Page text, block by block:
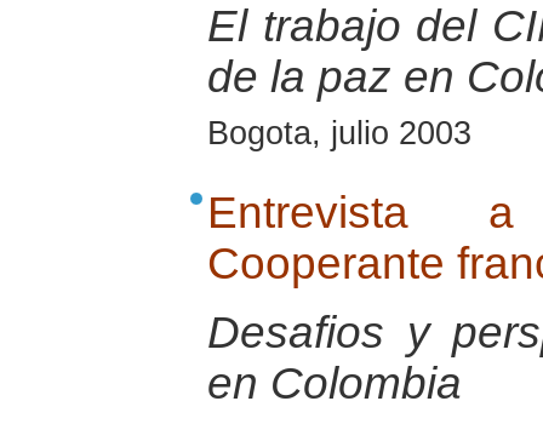
El trabajo del
de la paz en
Bogota, julio 2003
Entrevista
Cooperante
Desafios y
en Colombia